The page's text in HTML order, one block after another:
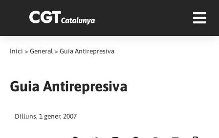
Inici > General > Guia Antirepresiva
Guia Antirepresiva
Dilluns, 1 gener, 2007